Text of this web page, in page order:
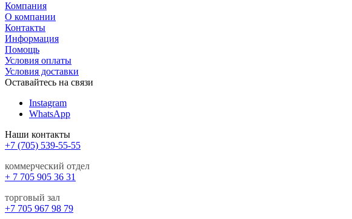
Компания
О компании
Контакты
Информация
Помощь
Условия оплаты
Условия доставки
Оставайтесь на связи
Instagram
WhatsApp
Наши контакты
+7 (705) 539-55-55
коммерческий отдел
+ 7 705 905 36 31
торговый зал
+7 705 967 98 79